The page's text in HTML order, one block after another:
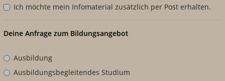
Ich möchte mein Infomaterial zusätzlich per Post erhalten.
Deine Anfrage zum Bildungsangebot
Ausbildung
Ausbildungsbegleitendes Studium